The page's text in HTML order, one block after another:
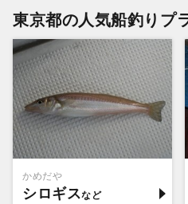
東京都の人気船釣りプ
かめだや
シロギス